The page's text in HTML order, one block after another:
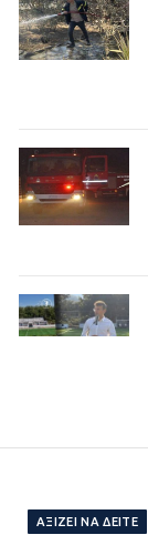
ΑΞΊΖΕΙ ΝΑ ΔΕΊΤΕ